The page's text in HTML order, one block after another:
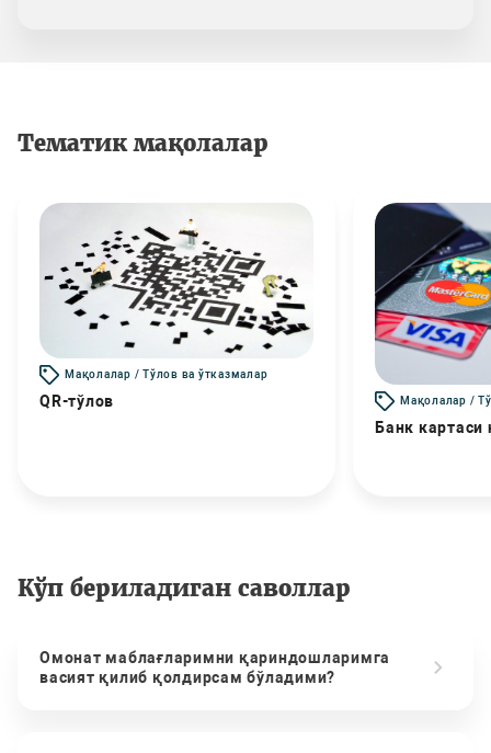
Тематик мақолалар
Мақолалар / Тўлов ва ўтказмалар
QR-тўлов Мақолалар /
Банк картаси
Кўп бериладиган саволлар
Омонат маблағларимни қариндошларимга
васият қилиб қолдирсам бўладими?